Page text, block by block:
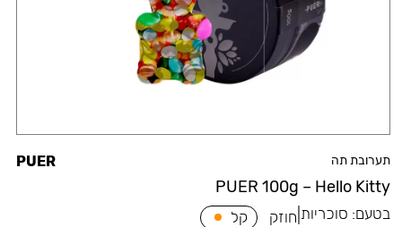
תערובת תה
PUER 100g – Hello Kitty
PUER
בטעם: סוכריות חוזק קל